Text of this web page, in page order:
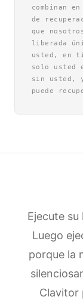
combinan
de
que
liberada
usted, en
solo usted
sin usted,
puede
Ejecute
Luego
porque la
Clavitor